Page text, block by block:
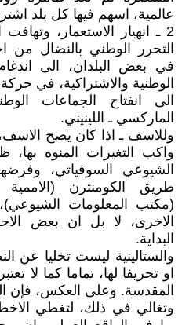
عالمية، اسهم فيها كل بلد
2 ـ انهيار الاستعمار،
التحرر الوطني بالنضال من
في بعض البلدان، الى
الوطنية والاشتراكية، في
الى انفتاح الجماعات
الماركسي ـ اللينيني.
وللاسف ـ اذا كان يصح
واكب التغيرات المنوه بها،
الشيوعي السوفياتي،
طريق الكومنترن (الاممية
(مكتب المعلومات
الاخرى، لا بل ان بعض
البداية.
والستالينية ليست تخليا عن
او تحريفا لها، تماما كما لا
المقدسة. وعلى العكس، فإن
وتغالي في ذلك، لتغطي